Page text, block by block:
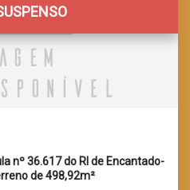
nº 36.617 do RI de Encantado-
de 498,92m²